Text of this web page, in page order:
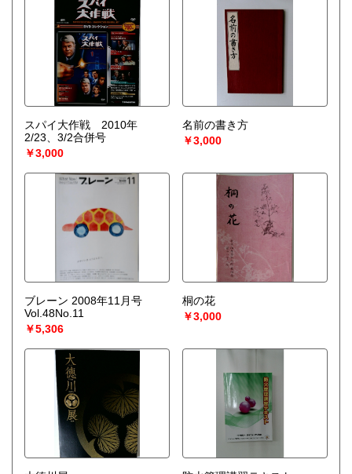
スパイ大作戦 2010年
2/23、3/2合併号
￥3,000
名前の書き方
￥3,000
ブレーン 2008年11月号
Vol.48No.11
￥5,306
桐の花
￥3,000